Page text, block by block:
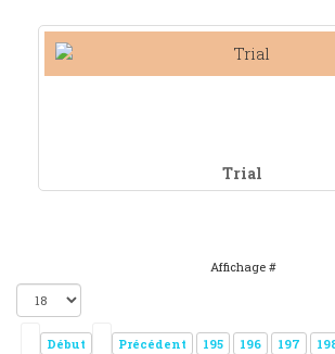
Trial
Affichage #
Début Précédent 195 196 197